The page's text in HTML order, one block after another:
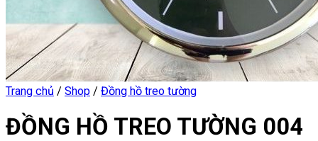
Trang chủ / Shop / Đồng hồ treo tường
ĐỒNG HỒ TREO TƯỜNG 004